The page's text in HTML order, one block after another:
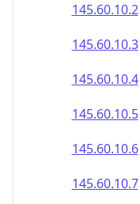
145.60.10.2
145.60.10.3
145.60.10.4
145.60.10.5
145.60.10.6
145.60.10.7